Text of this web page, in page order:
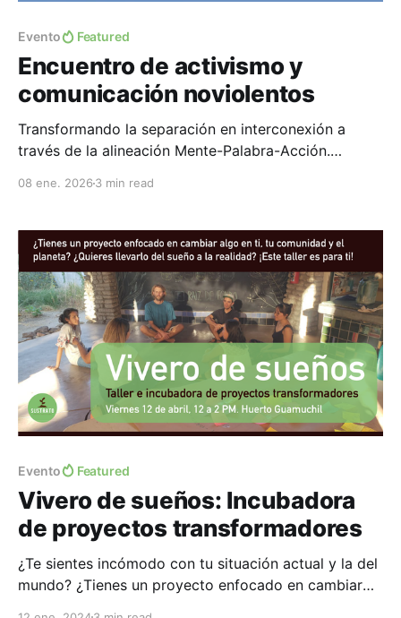
Evento Featured
Encuentro de activismo y
comunicación noviolentos
Transformando la separación en interconexión a
través de la alineación Mente-Palabra-Acción.
colaboración entre líderes, organizaciones y
comunidades locales. * Conocer, compartir y
practicar herramientas de comunicación compasiva
aplicables
08 ene. 2026 3 min read
Evento Featured
Vivero de sueños: Incubadora
de proyectos transformadores
¿Te sientes incómodo con tu situación actual y la del
mundo? ¿Tienes un proyecto enfocado en cambiar